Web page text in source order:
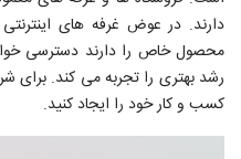
دارند. در عوض غرفه های
محصول خاص را دارند دسترسی
رشد بهتری را تجربه می کند. برای
کسب و کار خود را ایجاد کنید.